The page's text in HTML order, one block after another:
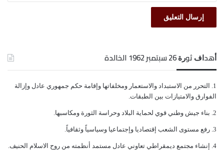
ﺃﻫﺪﺍﻑ ﺛﻮﺭﺓ 26 ﺳﺒﺘﻤﺒﺮ 1962 الخالدة
ﺍﻟﺘﺤﺮﺭ ﻣﻦ ﺍﻻﺳﺘﺒﺪﺍﺩ ﻭﺍﻻﺳﺘﻌﻤﺎﺭ ﻭﻣﺨﻠﻔﺎﺗﻬﺎ ﻭﺇﻗﺎﻣﺔ ﺣﻜﻢ ﺟﻤﻬﻮﺭﻱ ﻋﺎﺩﻝ ﻭﺇﺯﺍﻟﺔ
ﺍﻟﻔﻮﺍﺭﻕ ﻭﺍﻻﻣﺘﻴﺎﺯﺍﺕ ﺑﻴﻦ ﺍﻟﻄﺒﻘﺎﺕ.
ﺑﻨﺎﺀ ﺟﻴﺶ ﻭﻃﻨﻲ ﻗﻮﻱ ﻟﺤﻤﺎﻳﺔ ﺍﻟﺒﻼﺩ ﻭﺣﺮﺍﺳﺔ ﺍﻟﺜﻮﺭﺓ ﻭﻣﻜﺎﺳﺒﻬﺎ.
ﺭﻓﻊ ﻣﺴﺘﻮﻯ ﺍﻟﺸﻌﺐ ﺇﻗﺘﺼﺎﺩﻳﺎ ﻭﺇﺟﺘﻤﺎﻋﻴﺎ ﻭﺳﻴﺎﺳﻴﺎً ﻭﺛﻘﺎﻓﻴﺎً.
ﺇﻧﺸﺎﺀ ﻣﺠﺘﻤﻊ ﺩﻳﻤﻘﺮﺍﻃﻲ ﺗﻌﺎﻭﻧﻲ ﻋﺎﺩﻝ ﻣﺴﺘﻤﺪ ﺃﻧﻈﻤﺘﻪ ﻣﻦ ﺭﻭﺡ ﺍﻻﺳﻼﻡ ﺍﻟﺤﻨﻴﻒ.